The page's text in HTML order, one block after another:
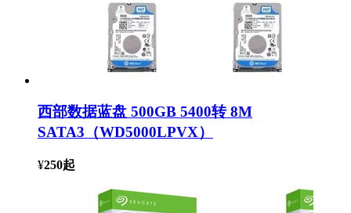
西部数据蓝盘 500GB 5400转 8M
SATA3（WD5000LPVX）
¥250起